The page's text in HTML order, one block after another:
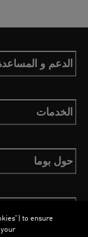
الدعم و
الخدمات
حول بوما
to ensure